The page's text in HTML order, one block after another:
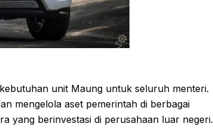
unit Maung untuk seluruh menteri.
mengelola aset pemerintah di berbagai
yang berinvestasi di perusahaan luar negeri.